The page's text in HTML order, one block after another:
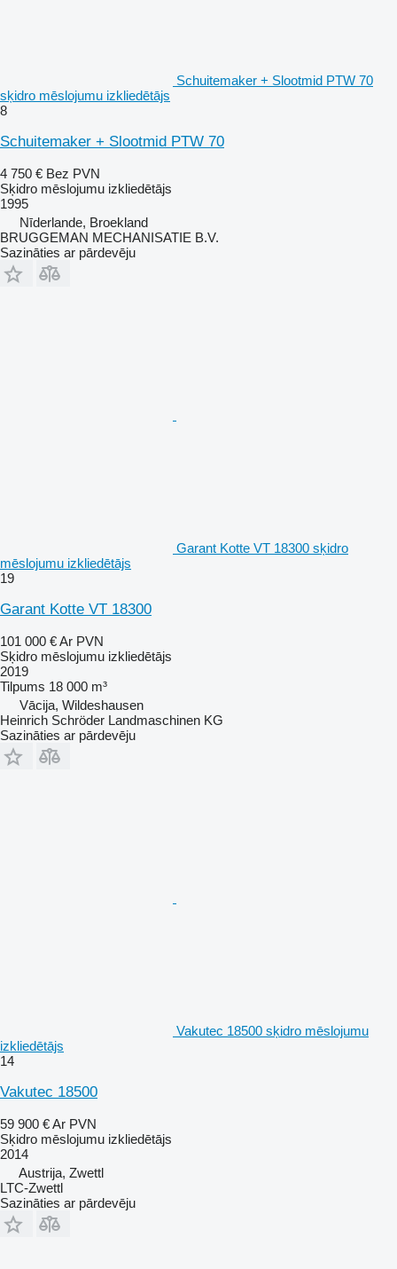
Schuitemaker + Slootmid PTW 70
sķidro mēslojumu izkliedētājs
8
Schuitemaker + Slootmid PTW 70
4 750 € Bez PVN
Sķidro mēslojumu izkliedētājs
1995
Nīderlande, Broekland
BRUGGEMAN MECHANISATIE B.V.
Sazināties ar pārdevēju
Garant Kotte VT 18300 sķidro
mēslojumu izkliedētājs
19
Garant Kotte VT 18300
101 000 €Ar PVN
Sķidro mēslojumu izkliedētājs
2019
Tilpums 18 000 m³
Vācija, Wildeshausen
Heinrich Schröder Landmaschinen KG
Sazināties ar pārdevēju
Vakutec 18500 sķidro mēslojumu
izkliedētājs
14
Vakutec 18500
59 900 €Ar PVN
Sķidro mēslojumu izkliedētājs
2014
Austrija, Zwettl
LTC-Zwettl
Sazināties ar pārdevēju